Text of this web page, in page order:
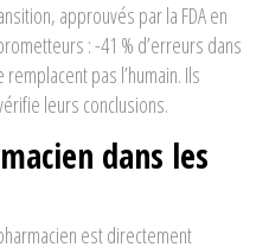
approuvés par la FDA en
: -41 % d’erreurs dans
pas l’humain. Ils
leurs conclusions.
dans les
est directement